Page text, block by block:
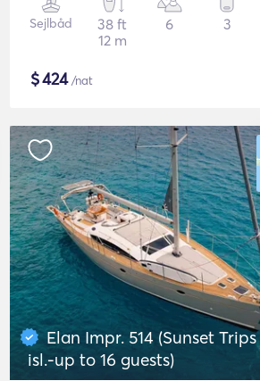
Sejlbåd
38 ft
12 m
6 3
$424/nat
Elan Impr. 514 (Sunset
isl.-up to 16 guests)